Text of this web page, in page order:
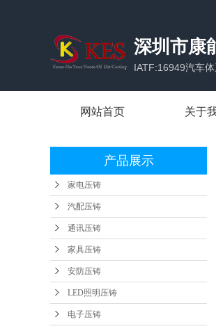
深圳市康
IATF:16949汽车
网站首页 关于
公司简
企业优
产品展示
家电压铸
汽配压铸
通讯压铸
家具压铸
安防压铸
LED照明压铸
电子压铸